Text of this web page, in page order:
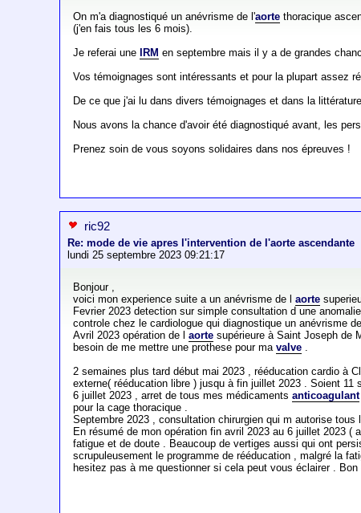
On m'a diagnostiqué un anévrisme de l'aorte thoracique
(j'en fais tous les 6 mois).
Je referai une
IRM en septembre mais il y a de grandes
Vos témoignages sont intéressants et pour la plupart assez
De ce que j'ai lu dans divers témoignages et dans la
Nous avons la chance d'avoir été diagnostiqué avant, les
Prenez soin de vous soyons solidaires dans nos épreuves !
ric92
Re: mode de vie apres l'intervention de l'aorte ascendante
lundi 25 septembre 2023 09:21:17
Bonjour ,
voici mon experience suite a un anévrisme de laorte
Fevrier 2023 detection sur simple consultation d une
controle chez le cardiologue qui diagnostique un anévrisme
Avril 2023 opération de laorte supérieure à Saint Joseph de
besoin de me mettre une prothese pour mavalve .
2 semaines plus tard début mai 2023 , rééducation cardio à
externe( rééducation libre ) jusqu à fin juillet 2023 . Soient
6 juillet 2023 , arret de tous mes médicamentsanticoagulant
pour la cage thoracique .
Septembre 2023 , consultation chirurgien qui m autorise
En résumé de mon opération fin avril 2023 au 6 juillet 2023
fatigue et de doute . Beaucoup de vertiges aussi qui ont
scrupuleusement le programme de rééducation , malgré la
hesitez pas à me questionner si cela peut vous éclairer .